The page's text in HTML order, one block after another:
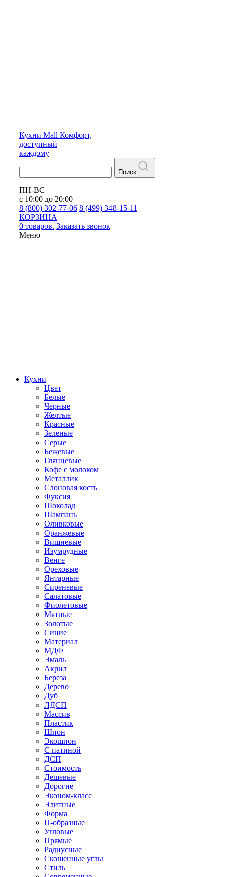
Кухни Mall Комфорт,
доступный
каждому
Поиск
ПН-ВС
с 10:00 до 20:00
8 (800) 302-77-06 8 (499) 348-15-11
КОРЗИНА
0 товаров. Заказать звонок
Меню
Кухни
Цвет
Белые
Черные
Желтые
Красные
Зеленые
Серые
Бежевые
Глянцевые
Кофе с молоком
Металлик
Слоновая кость
Фуксия
Шоколад
Шампань
Оливковые
Оранжевые
Вишневые
Изумрудные
Венге
Ореховые
Янтарные
Сиреневые
Салатовые
Фиолетовые
Мятные
Золотые
Синие
Материал
МДФ
Эмаль
Акрил
Береза
Дерево
Дуб
ЛДСП
Массив
Пластик
Шпон
Экошпон
С патиной
ДСП
Стоимость
Дешевые
Дорогие
Эконом-класс
Элитные
Форма
П-образные
Угловые
Прямые
Радиусные
Скошенные углы
Стиль